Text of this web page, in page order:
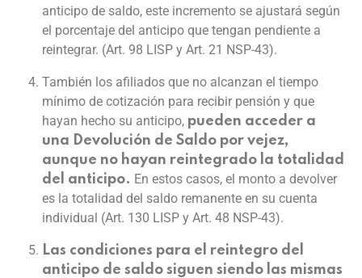
anticipo de saldo, este incremento se ajustará según
el porcentaje del anticipo que tengan pendiente a
reintegrar. (Art. 98 LISP y Art. 21 NSP-43).
También los afiliados que no alcanzan el tiempo
mínimo de cotización para recibir pensión y que
hayan hecho su anticipo, pueden acceder a
una Devolución de Saldo por vejez,
aunque no hayan reintegrado la totalidad
del anticipo. En estos casos, el monto a devolver
es la totalidad del saldo remanente en su cuenta
individual (Art. 130 LISP y Art. 48 NSP-43).
Las condiciones para el reintegro del
anticipo de saldo siguen siendo las mismas